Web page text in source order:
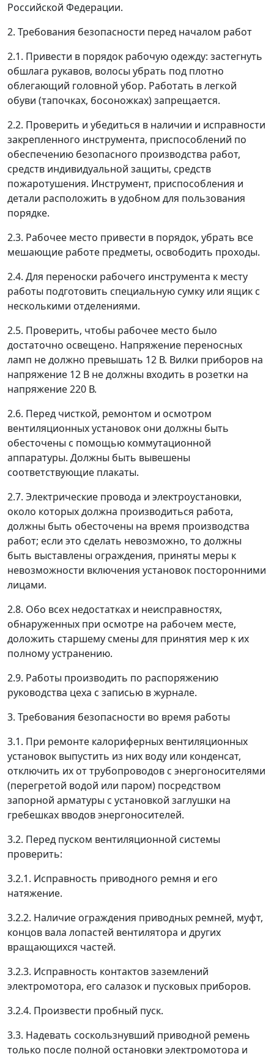
Российской Федерации.
2. Требования безопасности перед началом работ
2.1. Привести в порядок рабочую одежду: застегнуть
обшлага рукавов, волосы убрать под плотно
облегающий головной убор. Работать в легкой
обуви (тапочках, босоножках) запрещается.
2.2. Проверить и убедиться в наличии и исправности
закрепленного инструмента, приспособлений по
обеспечению безопасного производства работ,
средств индивидуальной защиты, средств
пожаротушения. Инструмент, приспособления и
детали расположить в удобном для пользования
порядке.
2.3. Рабочее место привести в порядок, убрать все
мешающие работе предметы, освободить проходы.
2.4. Для переноски рабочего инструмента к месту
работы подготовить специальную сумку или ящик с
несколькими отделениями.
2.5. Проверить, чтобы рабочее место было
достаточно освещено. Напряжение переносных
ламп не должно превышать 12 В. Вилки приборов на
напряжение 12 В не должны входить в розетки на
напряжение 220 В.
2.6. Перед чисткой, ремонтом и осмотром
вентиляционных установок они должны быть
обесточены с помощью коммутационной
аппаратуры. Должны быть вывешены
соответствующие плакаты.
2.7. Электрические провода и электроустановки,
около которых должна производиться работа,
должны быть обесточены на время производства
работ; если это сделать невозможно, то должны
быть выставлены ограждения, приняты меры к
невозможности включения установок посторонними
лицами.
2.8. Обо всех недостатках и неисправностях,
обнаруженных при осмотре на рабочем месте,
доложить старшему смены для принятия мер к их
полному устранению.
2.9. Работы производить по распоряжению
руководства цеха с записью в журнале.
3. Требования безопасности во время работы
3.1. При ремонте калориферных вентиляционных
установок выпустить из них воду или конденсат,
отключить их от трубопроводов с энергоносителями
(перегретой водой или паром) посредством
запорной арматуры с установкой заглушки на
гребешках вводов энергоносителей.
3.2. Перед пуском вентиляционной системы
проверить:
3.2.1. Исправность приводного ремня и его
натяжение.
3.2.2. Наличие ограждения приводных ремней, муфт,
концов вала лопастей вентилятора и других
вращающихся частей.
3.2.3. Исправность контактов заземлений
электромотора, его салазок и пусковых приборов.
3.2.4. Произвести пробный пуск.
3.3. Надевать соскользнувший приводной ремень
только после полной остановки электромотора и